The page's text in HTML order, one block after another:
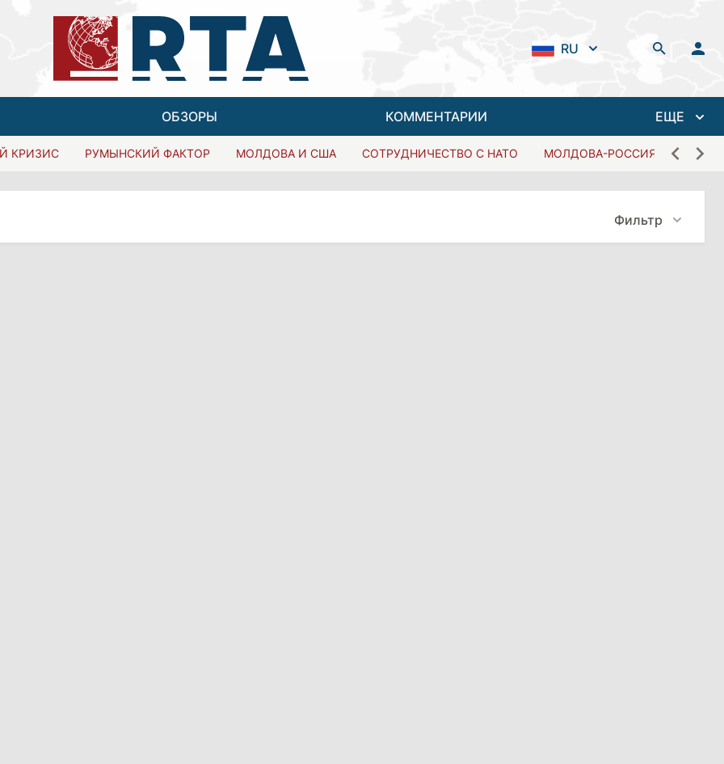
RU
ОБЗОРЫ КОММЕНТАРИИ ЕЩЕ
КРИЗИС РУМЫНСКИЙ ФАКТОР МОЛДОВА И США СОТРУДНИЧЕСТВО С НАТО МОЛДОВА-РОССИЯ
Фильтр